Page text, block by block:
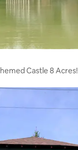
Castle 8 Acres!